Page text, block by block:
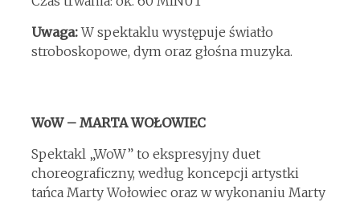
Uwaga:W spektaklu występuje światło
stroboskopowe, dym oraz głośna muzyka.
WoW – MARTA WOŁOWIEC
Spektakl „WoW” to ekspresyjny duet
choreograficzny, według koncepcji artystki
tańca Marty Wołowiec oraz w wykonaniu Marty